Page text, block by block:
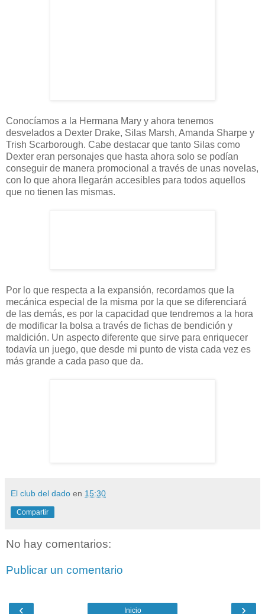
Conocíamos a la Hermana Mary y ahora tenemos
desvelados a Dexter Drake, Silas Marsh, Amanda Sharpe y
Trish Scarborough. Cabe destacar que tanto Silas como
Dexter eran personajes que hasta ahora solo se podían
conseguir de manera promocional a través de unas novelas,
con lo que ahora llegarán accesibles para todos aquellos
que no tienen las mismas.
Por lo que respecta a la expansión, recordamos que la
mecánica especial de la misma por la que se diferenciará
de las demás, es por la capacidad que tendremos a la hora
de modificar la bolsa a través de fichas de bendición y
maldición. Un aspecto diferente que sirve para enriquecer
todavía un juego, que desde mi punto de vista cada vez es
más grande a cada paso que da.
El club del dado en 15:30
Compartir
No hay comentarios:
Publicar un comentario
‹ ›
Inicio